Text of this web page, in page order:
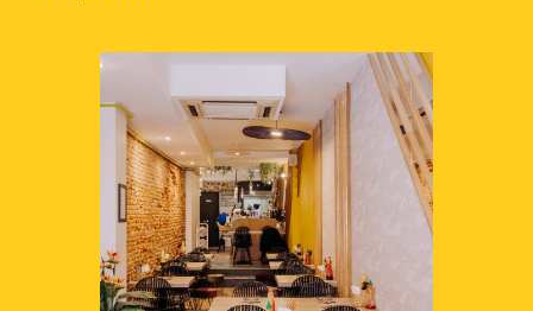
Ajouter au panier
Chardonnay blanc (750ml)
20.00
Ajouter au panier